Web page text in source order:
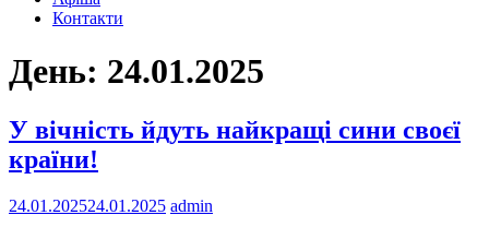
Контакти
День: 24.01.2025
У вічність йдуть найкращі сини своєї
країни!
24.01.202524.01.2025 admin